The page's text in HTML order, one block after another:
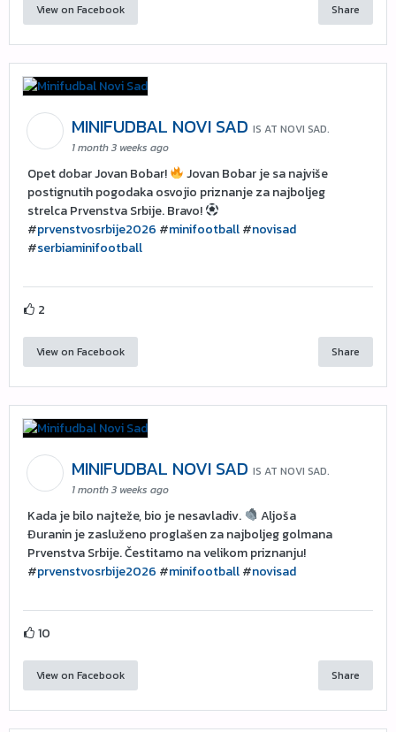
View on Facebook Share
MINIFUDBAL NOVI SAD IS AT NOVI SAD.
1 month 3 weeks ago
Opet dobar Jovan Bobar!
Jovan Bobar je sa najviše
postignutih pogodaka osvojio priznanje za najboljeg
strelca Prvenstva Srbije. Bravo!
#prvenstvosrbije2026 #minifootball#novisad
#serbiaminifootball
2
View on Facebook Share
MINIFUDBAL NOVI SAD IS AT NOVI SAD.
1 month 3 weeks ago
Kada je bilo najteže, bio je nesavladiv.
Aljoša
Đuranin je zasluženo proglašen za najboljeg golmana
Prvenstva Srbije. Čestitamo na velikom priznanju!
#prvenstvosrbije2026 #minifootball#novisad
10
View on Facebook Share